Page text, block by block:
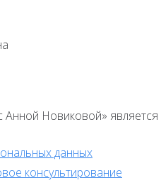
Новиковой»
данных
консультирование